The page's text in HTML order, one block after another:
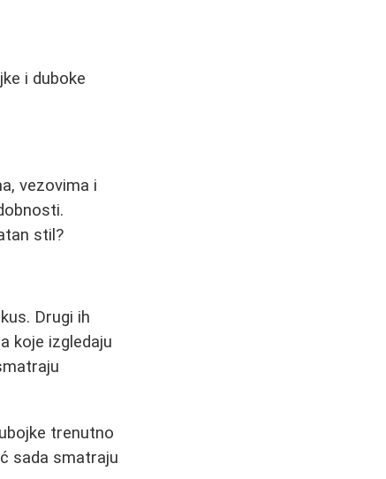
i duboke
vezovima i
stil?
Drugi ih
koje izgledaju
trenutno
sada smatraju